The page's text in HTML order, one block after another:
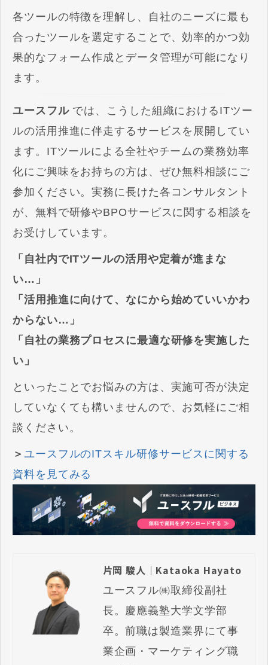
各ツールの特徴を理解し、自社のニーズに最も
合ったツールを選定することで、効率的かつ効
果的なフォーム作成とデータ管理が可能になり
ます。
ユースフルでは、こうした組織におけるITツー
ルの活用推進に伴走するサービスを展開してい
ます。ITツールによる全社やチームの業務効率
化にご興味をお持ちの方は、ぜひ無料相談にご
参加ください。実務に長けた各コンサルタント
が、無料で研修やBPOサービスに関する相談を
お受けしています。
「自社内でITツールの活用や定着が進まな
い…」
「活用推進に向けて、なにから始めていいかわ
からない…」
「自社の業務プロセスに最適な研修を実施した
い」
といったことでお悩みの方は、実施可否が決定
していなくても構いませんので、お気軽にご相
談ください。
＞ ユースフルのITスキル研修サービスに関する
資料を見てみる
片岡 駿人｜Kataoka Hayato
ユースフル㈱取締役副社
長。慶應義塾大学文学部
卒。前職は製造業界にて事
業企画・マーケティング職